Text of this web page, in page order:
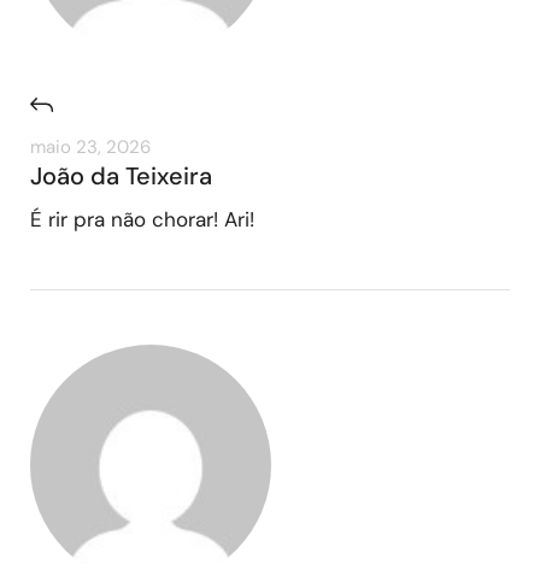
maio 23, 2026
João da Teixeira
É rir pra não chorar! Ari!